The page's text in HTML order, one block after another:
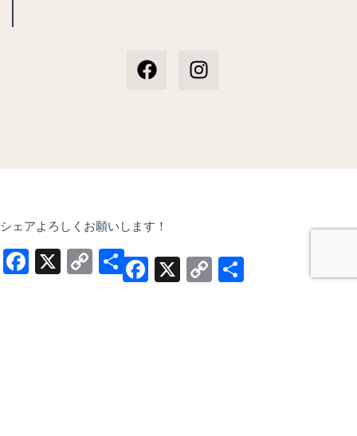
a
c
n
s
シェアよろしくお願いします！
Facebook
X
Copy
Link
共
有
Facebook
X
Copy
Link